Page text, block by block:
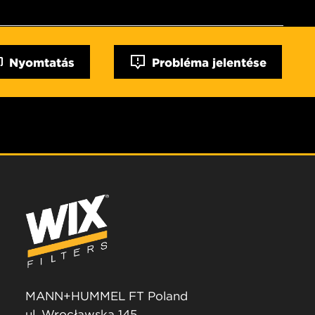
Nyomtatás Probléma jelentése
MANN+HUMMEL FT Poland